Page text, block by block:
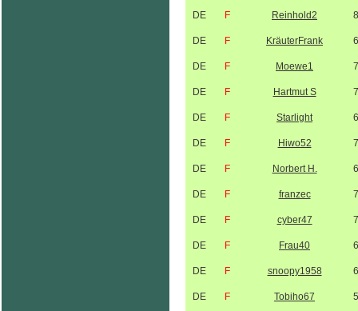
DE F Reinhold2
DE F KräuterFrank
DE F Moewe1
DE F Hartmut S
DE F Starlight
DE F Hiwo52
DE F Norbert H.
DE F franzec
DE F cyber47
DE F Frau40
DE F snoopy1958
DE F Tobiho67